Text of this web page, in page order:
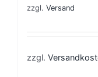
zzgl. Versand
zzgl.